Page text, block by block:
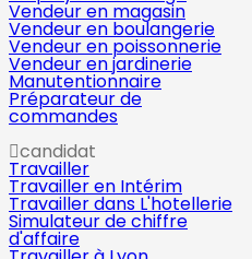
Vendeur en magasin
Vendeur en boulangerie
Vendeur en poissonnerie
Vendeur en jardinerie
Manutentionnaire
Préparateur de
commandes
candidat
Travailler
Travailler en Intérim
Travailler dans L'hotellerie
Simulateur de chiffre
d'affaire